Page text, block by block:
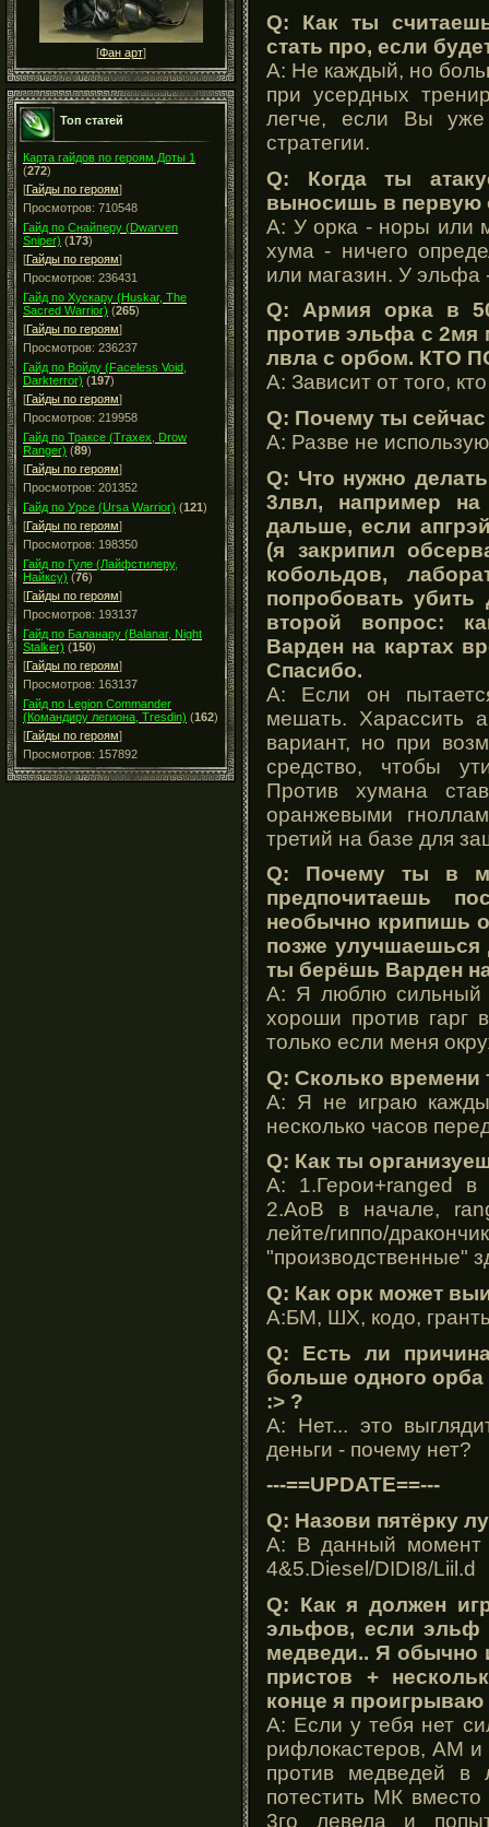
[Фан арт]
Топ статей
Карта гайдов по героям Доты 1
(272)
[Гайды по героям]
Просмотров: 710548
Гайд по Снайперу (Dwarven
Sniper) (173)
[Гайды по героям]
Просмотров: 236431
Гайд по Хускару (Huskar, The
Sacred Warrior) (265)
[Гайды по героям]
Просмотров: 236237
Гайд по Войду (Faceless Void,
Darkterror) (197)
[Гайды по героям]
Просмотров: 219958
Гайд по Траксе (Traxex, Drow
Ranger) (89)
[Гайды по героям]
Просмотров: 201352
Гайд по Урсе (Ursa Warrior) (121)
[Гайды по героям]
Просмотров: 198350
Гайд по Гуле (Лайфстилеру,
Найксу) (76)
[Гайды по героям]
Просмотров: 193137
Гайд по Баланару (Balanar, Night
Stalker) (150)
[Гайды по героям]
Просмотров: 163137
Гайд по Legion Commander
(Командиру легиона, Tresdin) (162)
[Гайды по героям]
Просмотров: 157892
Q: Как ты
стать про, если
A: Не каждый, но
при усердных
легче, если Вы
стратегии.
Q: Когда ты
выносишь в первую
A: У орка - норы или
хума - ничего
или магазин. У
Q: Армия орка в
против эльфа с 2мя
лвла с орбом. КТО
A: Зависит от того,
Q: Почему ты
A: Разве не
Q: Что нужно
3лвл, например
дальше, если
(я закрипил
кобольдов,
попробовать
второй вопрос:
Варден на картах
Спасибо.
A: Если он
мешать. Харассить
вариант, но при
средство, чтобы
Против хумана
оранжевыми
третий на базе для
Q: Почему ты в
предпочитаешь
необычно крипишь
позже
ты берёшь Варден
A: Я люблю сильный
хороши против гарг
только если меня
Q: Сколько
A: Я не играю
несколько часов
Q: Как ты
A: 1.Герои+ranged в
2.АоВ в начале,
лейте/гиппо/
"производственные"
Q: Как орк может
A:БМ, ШХ, кодо,
Q: Есть ли
больше одного орба
:> ?
A: Нет... это
деньги - почему нет?
---==UPDATE==---
Q: Назови пятёрку
A: В данный момент
4&5.Diesel/DIDI8/Liil.d
Q: Как я должен
эльфов, если эльф
медведи.. Я обычно
пристов +
конце я
A: Если у тебя нет
рифлокастеров, АМ и
против медведей
потестить МК
3го левела и